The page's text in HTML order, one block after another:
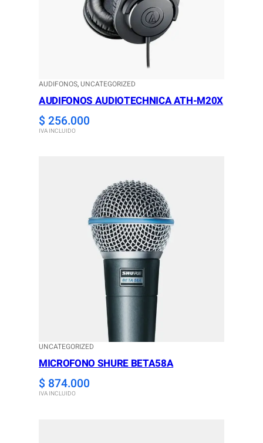
AUDIFONOS, UNCATEGORIZED
AUDIFONOS AUDIOTECHNICA ATH-M20X
$ 256.000
IVA INCLUIDO
UNCATEGORIZED
MICROFONO SHURE BETA58A
$ 874.000
IVA INCLUIDO